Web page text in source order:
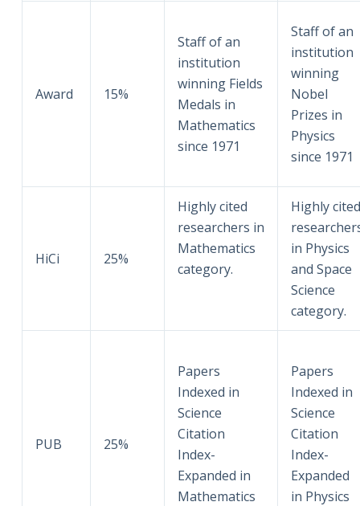
Award 15%
Staff of an
institution
winning Fields
Medals in
Mathematics
since 1971
Staff of an
institution
winning
Nobel
Prizes in
Physics
since 1971
HiCi 25%
Highly cited
researchers in
Mathematics
category.
Highly cited
in Physics
and Space
Science
category.
PUB 25%
Papers
Indexed in
Science
Citation
Index-
Expanded in
Mathematics
Papers
Indexed in
Science
Citation
Index-
Expanded
in Physics